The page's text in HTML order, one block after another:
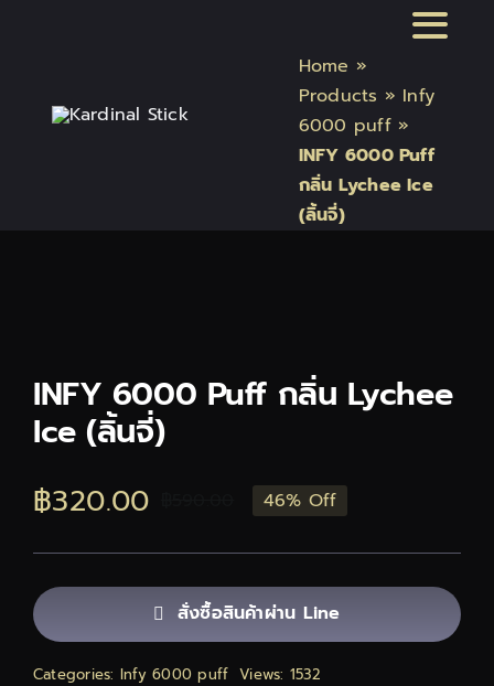
สินค้า บุหรี่ไฟฟ้า แบรนด์อื่น และอุปกรณ์
บทความบุหรี่ไฟฟ้า
สั่งซื้อสินค้า!
Home »
Products » Infy
6000 puff»
INFY 6000 Puff
กลิ่น Lychee Ice
(ลิ้นจี่)
INFY 6000 Puff กลิ่น Lychee
Ice (ลิ้นจี่)
Original
price
was:
฿590.00.
฿320.00
Current
price
is:
฿320.00.
46% Off
สั่งซื้อสินค้าผ่าน Line
Categories: Infy 6000 puff Views: 1532